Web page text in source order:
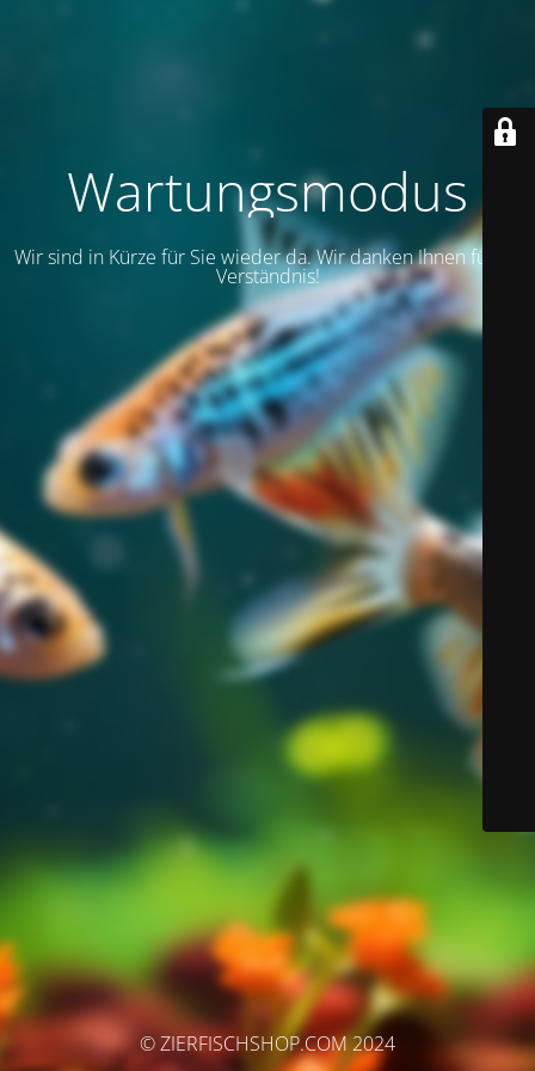
Wartungsmodus
Wir sind in Kürze für Sie wieder da. Wir danken Ihnen für Ihr
Verständnis!
© ZIERFISCHSHOP.COM 2024